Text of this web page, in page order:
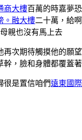
商大樓百萬的時嘉夢
。融大樓二十萬，給
親也沒有馬上去
期待觸摸他的願望
幹，臉和身體都覆蓋
是置信咱們遠東國